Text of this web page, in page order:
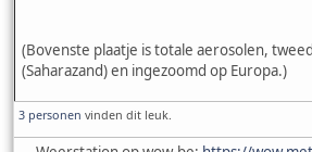
(Bovenste plaatje is totale aerosolen,
(Saharazand) en ingezoomd op Europa.)
3 personen vinden dit leuk.